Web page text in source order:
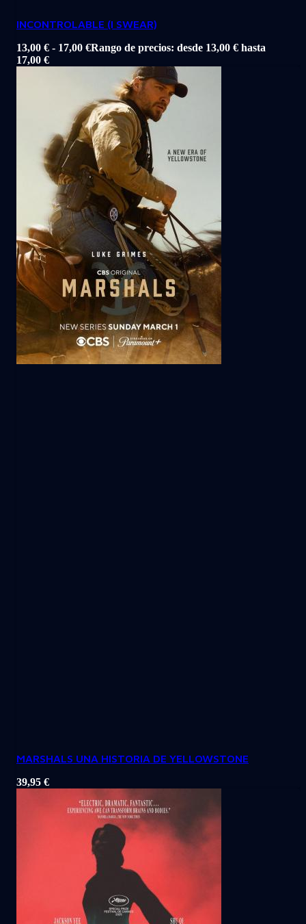
INCONTROLABLE (I SWEAR)
13,00 € - 17,00 €Rango de precios: desde 13,00 € hasta
17,00 €
MARSHALS UNA HISTORIA DE YELLOWSTONE
39,95 €